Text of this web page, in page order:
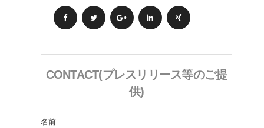
CONTACT(プレスリリース等のご提
供)
名前